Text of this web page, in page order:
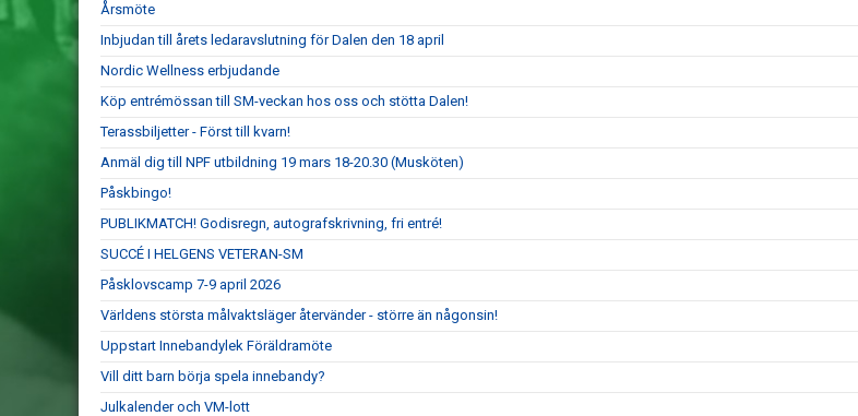
Årsmöte
Inbjudan till årets ledaravslutning för Dalen den 18 april
Nordic Wellness erbjudande
Köp entrémössan till SM-veckan hos oss och stötta Dalen!
Terassbiljetter - Först till kvarn!
Anmäl dig till NPF utbildning 19 mars 18-20.30 (Musköten)
Påskbingo!
PUBLIKMATCH! Godisregn, autografskrivning, fri entré!
SUCCÉ I HELGENS VETERAN-SM
Påsklovscamp 7-9 april 2026
Världens största målvaktsläger återvänder - större än någonsin!
Uppstart Innebandylek Föräldramöte
Vill ditt barn börja spela innebandy?
Julkalender och VM-lott